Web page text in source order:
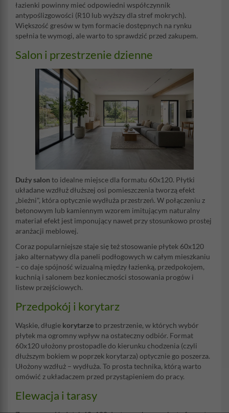
łazienki powinny mieć odpowiedni współczynnik
antypoślizgowości (R10 lub wyższy dla stref mokrych).
Większość gresów w tym formacie dostępnych na rynku
spełnia te wymogi, ale warto to sprawdzić przed zakupem.
Salon i przestrzenie dzienne
Duży salon to idealne miejsce dla formatu 60x120. Płytki
układane wzdłuż dłuższej osi pomieszczenia tworzą efekt
„bieżni", która optycznie wydłuża przestrzeń. W połączeniu z
betonowym lub kamiennym wzorem imitującym naturalny
materiał efekt jest imponujący nawet przy stosunkowo prostej
aranżacji meblowej.
Coraz popularniejsze staje się też stosowanie płytek 60x120
jako alternatywy dla paneli podłogowych w całym mieszkaniu
– co daje spójność wizualną między łazienką, przedpokojem,
kuchnią i salonem bez konieczności stosowania progów i
listew przejściowych.
Przedpokój i korytarz
Wąskie, długie korytarzeto przestrzenie, w których wybór
płytek ma ogromny wpływ na ostateczny odbiór. Format
60x120 ułożony prostopadle do kierunku chodzenia (czyli
dłuższym bokiem w poprzek korytarza) optycznie go poszerza.
Ułożony wzdłuż – wydłuża. To prosta technika, którą warto
omówić z układaczem przed przystąpieniem do pracy.
Elewacja i tarasy